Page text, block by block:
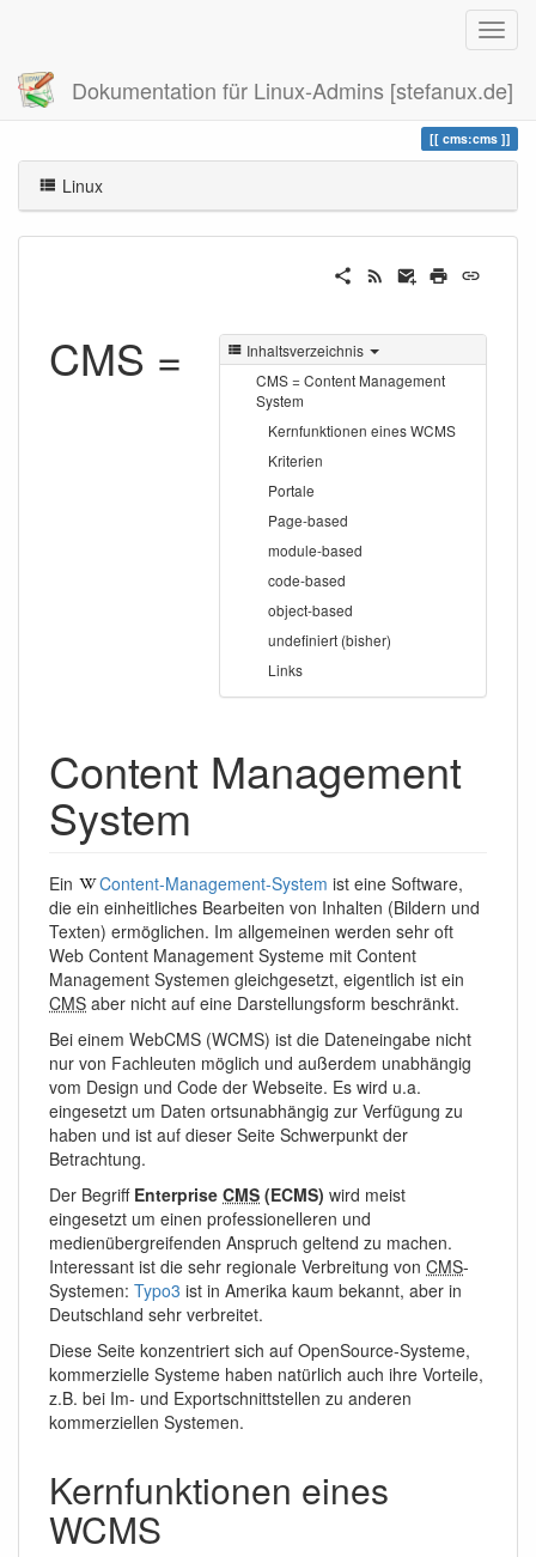
Dokumentation für Linux-Admins [stefanux.de]
Zuletzt angesehen cms
cms:cms
Linux
Inhaltsverzeichnis
CMS = Content Management
System
Kernfunktionen eines WCMS
Kriterien
Portale
Page-based
module-based
code-based
object-based
undefiniert (bisher)
Links
CMS =
Content Management
System
Ein Content-Management-System ist eine Software,
die ein einheitliches Bearbeiten von Inhalten (Bildern und
Texten) ermöglichen. Im allgemeinen werden sehr oft
Web Content Management Systeme mit Content
Management Systemen gleichgesetzt, eigentlich ist ein
CMS aber nicht auf eine Darstellungsform beschränkt.
Bei einem WebCMS (WCMS) ist die Dateneingabe nicht
nur von Fachleuten möglich und außerdem unabhängig
vom Design und Code der Webseite. Es wird u.a.
eingesetzt um Daten ortsunabhängig zur Verfügung zu
haben und ist auf dieser Seite Schwerpunkt der
Betrachtung.
Der Begriff Enterprise CMS (ECMS) wird meist
eingesetzt um einen professionelleren und
medienübergreifenden Anspruch geltend zu machen.
Interessant ist die sehr regionale Verbreitung von CMS-
Systemen: Typo3 ist in Amerika kaum bekannt, aber in
Deutschland sehr verbreitet.
Diese Seite konzentriert sich auf OpenSource-Systeme,
kommerzielle Systeme haben natürlich auch ihre Vorteile,
z.B. bei Im- und Exportschnittstellen zu anderen
kommerziellen Systemen.
Kernfunktionen eines
WCMS